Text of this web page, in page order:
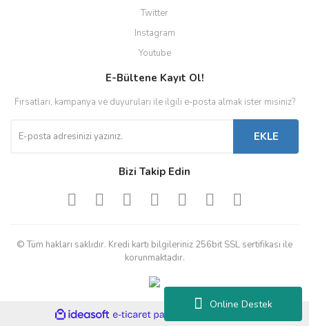
Online Destek
Twitter
Instagram
Youtube
E-Bültene Kayıt Ol!
Fırsatları, kampanya ve duyuruları ile ilgili e-posta almak ister misiniz?
EKLE
Bizi Takip Edin
© Tüm hakları saklıdır. Kredi kartı bilgileriniz 256bit SSL sertifikası ile
korunmaktadır.
ideasoft